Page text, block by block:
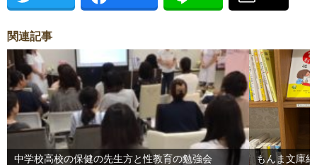
関連記事
中学校高校の保健の先生方と性教育の勉強会 もんま文庫